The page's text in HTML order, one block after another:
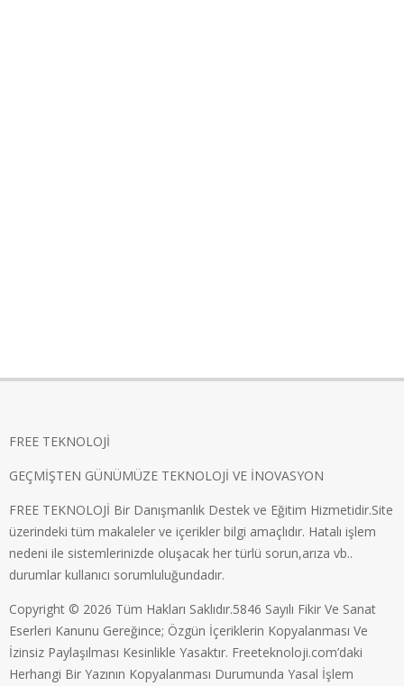
FREE TEKNOLOJİ
GEÇMİŞTEN GÜNÜMÜZE TEKNOLOJİ VE İNOVASYON
FREE TEKNOLOJİ Bir Danışmanlık Destek ve Eğitim Hizmetidir.Site
üzerindeki tüm makaleler ve içerikler bilgi amaçlıdır. Hatalı işlem
nedeni ile sistemlerinizde oluşacak her türlü sorun,arıza vb..
durumlar kullanıcı sorumluluğundadır.
Copyright © 2026 Tüm Hakları Saklıdır.5846 Sayılı Fikir Ve Sanat
Eserleri Kanunu Gereğince; Özgün İçeriklerin Kopyalanması Ve
İzinsiz Paylaşılması Kesinlikle Yasaktır. Freeteknoloji.com’daki
Herhangi Bir Yazının Kopyalanması Durumunda Yasal İşlem